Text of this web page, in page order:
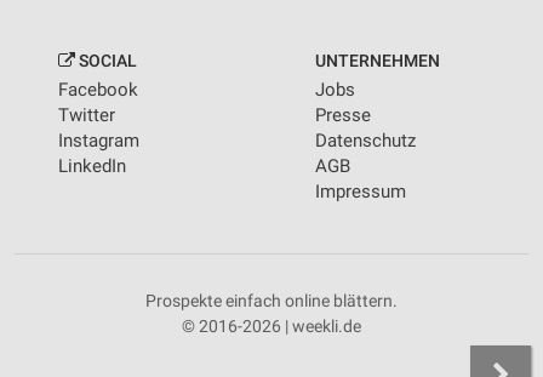
SOCIAL
Facebook
Twitter
Instagram
LinkedIn
UNTERNEHMEN
Jobs
Presse
Datenschutz
AGB
Impressum
Prospekte einfach online blättern.
© 2016-2026 | weekli.de